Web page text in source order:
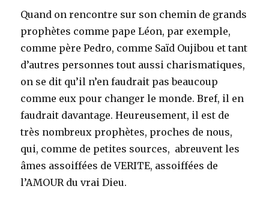
Quand on rencontre sur son chemin de grands
prophètes comme pape Léon, par exemple,
comme père Pedro, comme Saïd Oujibou et tant
d’autres personnes tout aussi charismatiques,
on se dit qu’il n’en faudrait pas beaucoup
comme eux pour changer le monde. Bref, il en
faudrait davantage. Heureusement, il est de
très nombreux prophètes, proches de nous,
qui, comme de petites sources, abreuvent les
âmes assoiffées de VERITE, assoiffées de
l’AMOUR du vrai Dieu.